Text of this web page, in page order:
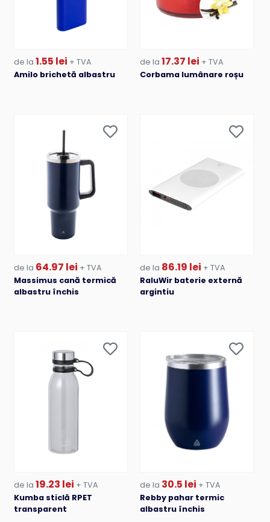
de la 1.55 lei + TVA
Amilo brichetă albastru
de la 17.37 lei + TVA
Corbama lumânare roșu
de la 64.97 lei + TVA
Massimus cană termică
albastru închis
de la 86.19 lei + TVA
RaluWir baterie externă
argintiu
de la 19.23 lei + TVA
Kumba sticlă RPET
transparent
de la 30.5 lei + TVA
Rebby pahar termic
albastru închis